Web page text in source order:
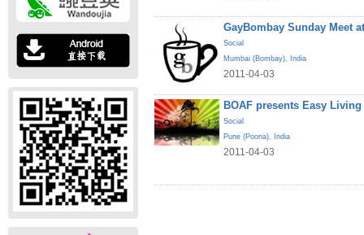
GayBombay Sunday Meet
Social
Mumbai (Bombay), India
2011-04-03
BOAF presents Easy
Social
Pune (Poona), India
2011-04-03